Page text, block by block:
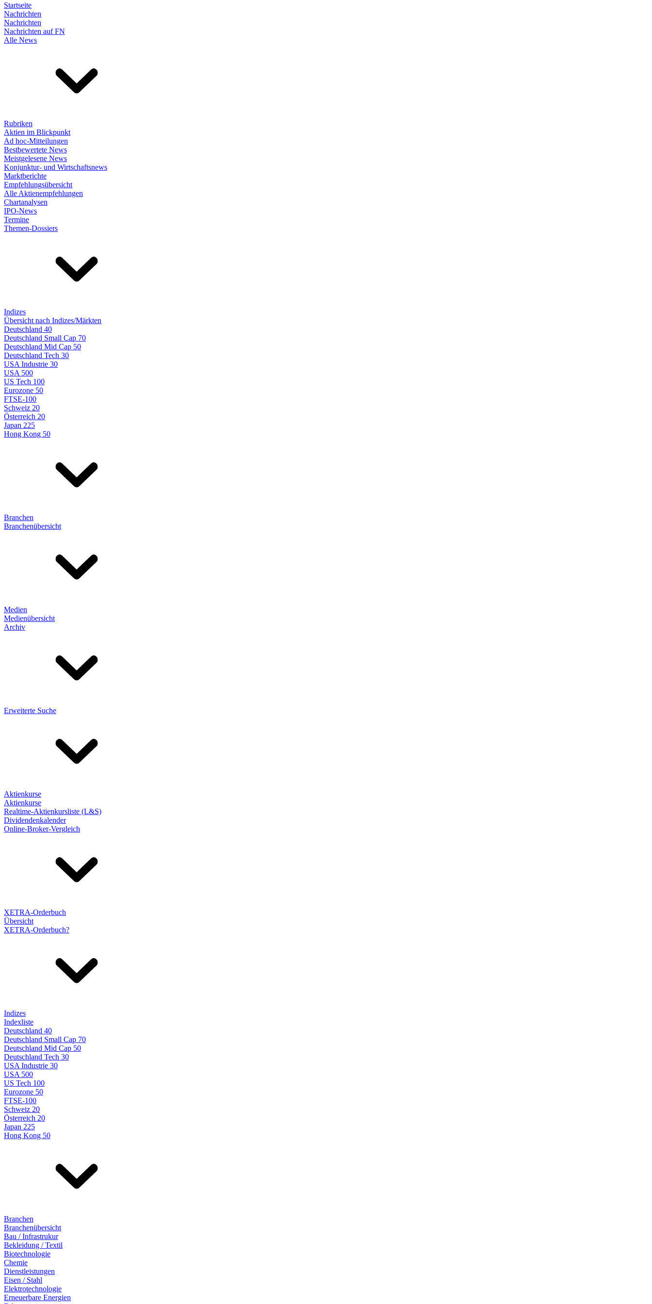
Startseite
Nachrichten
Nachrichten
Nachrichten auf FN
Alle News
Rubriken
Aktien im Blickpunkt
Ad hoc-Mitteilungen
Bestbewertete News
Meistgelesene News
Konjunktur- und Wirtschaftsnews
Marktberichte
Empfehlungsübersicht
Alle Aktienempfehlungen
Chartanalysen
IPO-News
Termine
Themen-Dossiers
Indizes
Übersicht nach Indizes/Märkten
Deutschland 40
Deutschland Small Cap 70
Deutschland Mid Cap 50
Deutschland Tech 30
USA Industrie 30
USA 500
US Tech 100
Eurozone 50
FTSE-100
Schweiz 20
Österreich 20
Japan 225
Hong Kong 50
Branchen
Branchenübersicht
Medien
Medienübersicht
Archiv
Erweiterte Suche
Aktienkurse
Aktienkurse
Realtime-Aktienkursliste (L&S)
Dividendenkalender
Online-Broker-Vergleich
XETRA-Orderbuch
Übersicht
XETRA-Orderbuch?
Indizes
Indexliste
Deutschland 40
Deutschland Small Cap 70
Deutschland Mid Cap 50
Deutschland Tech 30
USA Industrie 30
USA 500
US Tech 100
Eurozone 50
FTSE-100
Schweiz 20
Österreich 20
Japan 225
Hong Kong 50
Branchen
Branchenübersicht
Bau / Infrastrukur
Bekleidung / Textil
Biotechnologie
Chemie
Dienstleistungen
Eisen / Stahl
Elektrotechnologie
Erneuerbare Energien